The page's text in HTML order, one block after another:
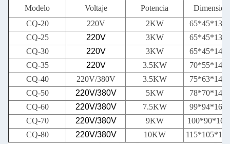
Modelo Voltaje Potencia
CQ-20
220V 2KW
CQ-25
220V 3KW
CQ-30
220V 3KW
CQ-35
220V 3.5KW
CQ-40
220V/380V 3.5KW
CQ-50
220V/380V 5KW
CQ-60
220V/380V 7.5KW
CQ-70
220V/380V 9KW
CQ-80
220V/380V 10KW